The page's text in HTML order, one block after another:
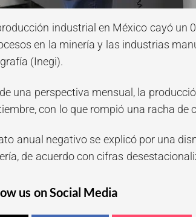
industrial en México cayó un
en la minería y las industrias
(Inegi).
una perspectiva mensual, la
con lo que rompió una racha
anual negativo se explicó por una
de acuerdo con cifras
us on Social Media